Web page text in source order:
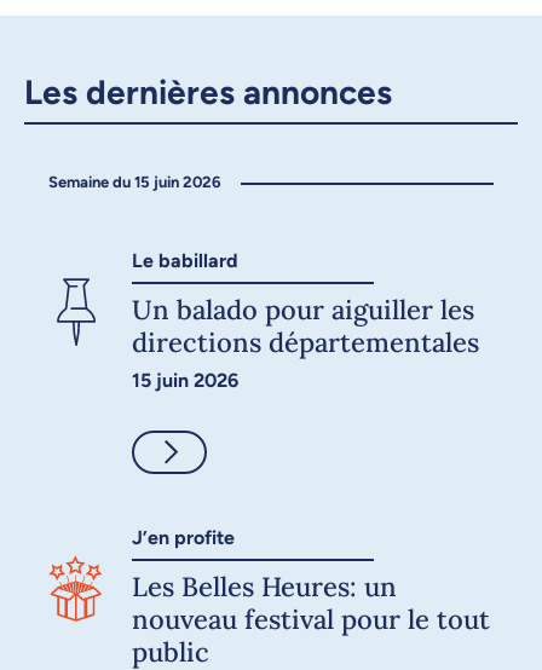
l’Université de Montréal -
X.com Facebook
LinkedIn Courriel
Les dernières annonces
Semaine du 15 juin 2026
Le babillard
Un balado pour aiguiller les
directions départementales
15 juin 2026
Consulter
J’en profite
Les Belles Heures: un
nouveau festival pour le tout
public